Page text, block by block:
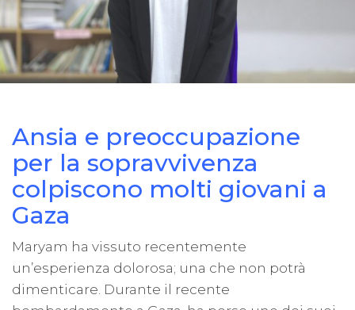
Ansia e preoccupazione
per la sopravvivenza
colpiscono molti giovani a
Gaza
Maryam ha vissuto recentemente
un’esperienza dolorosa; una che non potrà
dimenticare. Durante il recente